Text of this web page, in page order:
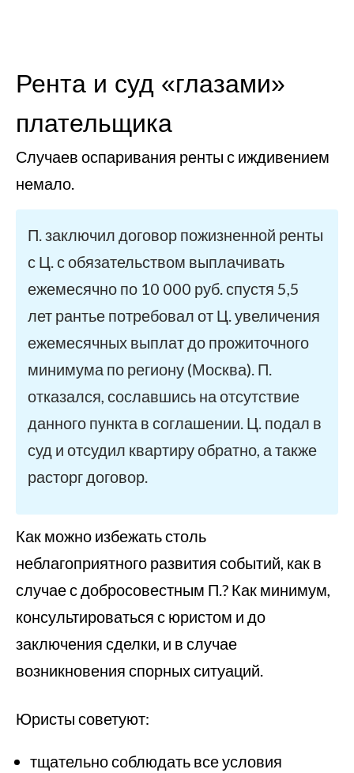
Рента и суд «глазами»
плательщика
Случаев оспаривания ренты с иждивением
немало.
П. заключил договор пожизненной ренты
с Ц. с обязательством выплачивать
ежемесячно по 10 000 руб. спустя 5,5
лет рантье потребовал от Ц. увеличения
ежемесячных выплат до прожиточного
минимума по региону (Москва). П.
отказался, сославшись на отсутствие
данного пункта в соглашении. Ц. подал в
суд и отсудил квартиру обратно, а также
расторг договор.
Как можно избежать столь
неблагоприятного развития событий, как в
случае с добросовестным П.? Как минимум,
консультироваться с юристом и до
заключения сделки, и в случае
возникновения спорных ситуаций.
Юристы советуют:
тщательно соблюдать все условия